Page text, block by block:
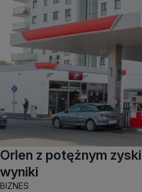
Orlen z potężnym
wyniki
BIZNES